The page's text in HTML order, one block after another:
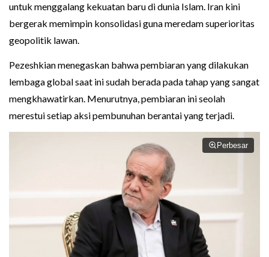
untuk menggalang kekuatan baru di dunia Islam. Iran kini
bergerak memimpin konsolidasi guna meredam superioritas
geopolitik lawan.
Pezeshkian menegaskan bahwa pembiaran yang dilakukan
lembaga global saat ini sudah berada pada tahap yang sangat
mengkhawatirkan. Menurutnya, pembiaran ini seolah
merestui setiap aksi pembunuhan berantai yang terjadi.
Perbesar